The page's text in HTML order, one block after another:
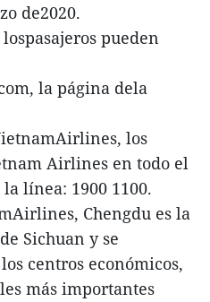
de2020.
pueden
la página dela
los
Airlines en todo el
línea: 1900 1100.
Chengdu es la
Sichuan y se
centros económicos,
más importantes